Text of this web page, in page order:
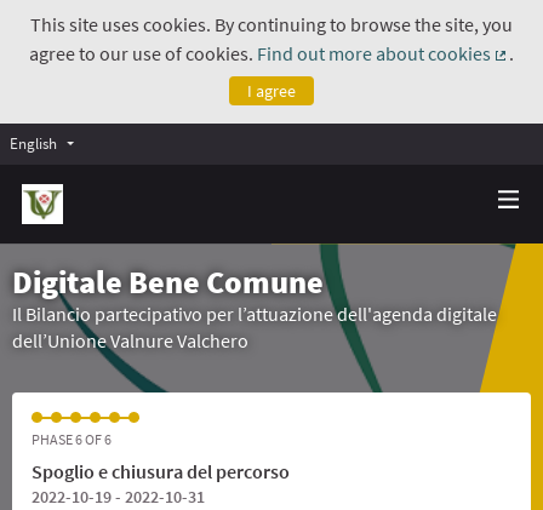
This site uses cookies. By continuing to browse the site, you
agree to our use of cookies. Find out more about cookies
.
I agree
English
Digitale Bene Comune
Il Bilancio partecipativo per l’attuazione dell'agenda digitale
dell’Unione Valnure Valchero
PHASE 6 OF 6
Spoglio e chiusura del percorso
2022-10-19 - 2022-10-31